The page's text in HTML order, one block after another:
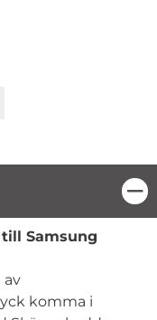
Samsung
av
komma i